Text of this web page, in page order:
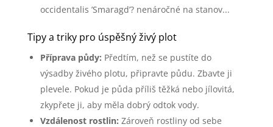
occidentalis ’Smaragd’? nenáročné na stanov...
Tipy a triky pro úspěšný živý plot
Příprava půdy: Předtím, než se pustíte do
výsadby živého plotu, připravte půdu. Zbavte ji
plevele. Pokud je půda příliš těžká nebo jílovitá,
zkypřete ji, aby měla dobrý odtok vody.
Vzdálenost rostlin: Zároveň rostliny od sebe